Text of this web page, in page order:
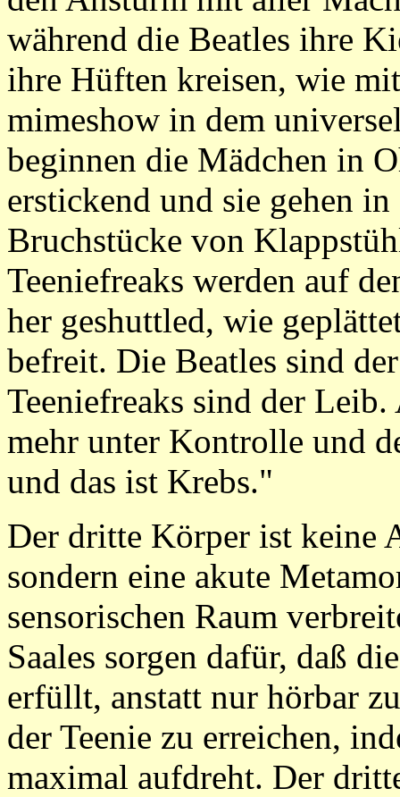
während die Beatles ihre
ihre Hüften kreisen, wie
mimeshow in dem
beginnen die Mädchen in
erstickend und sie gehen
Bruchstücke von
Teeniefreaks werden auf
her geshuttled, wie
befreit. Die Beatles sind
Teeniefreaks sind der
mehr unter Kontrolle und
und das ist Krebs."
Der dritte Körper ist keine
sondern eine akute
sensorischen Raum
Saales sorgen dafür, daß
erfüllt, anstatt nur hörbar
der Teenie zu erreichen,
maximal aufdreht. Der